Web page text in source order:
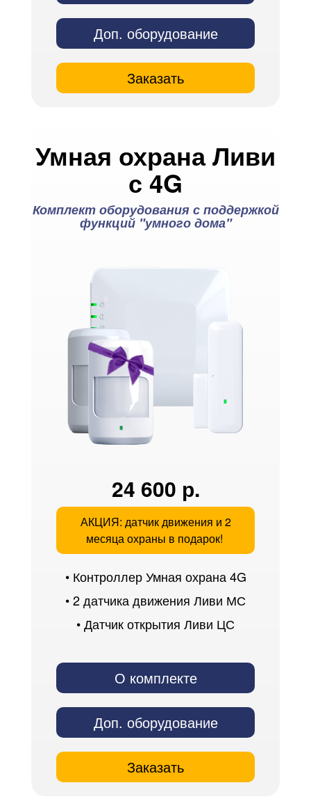
Доп. оборудование
Заказать
Умная охрана Ливи
с 4G
Комплект оборудования с поддержкой
функций "умного дома"
24 600 р.
АКЦИЯ: датчик движения и 2
месяца охраны в подарок!
• Контроллер Умная охрана 4G
• 2 датчика движения Ливи МС
• Датчик открытия Ливи ЦС
О комплекте
Доп. оборудование
Заказать